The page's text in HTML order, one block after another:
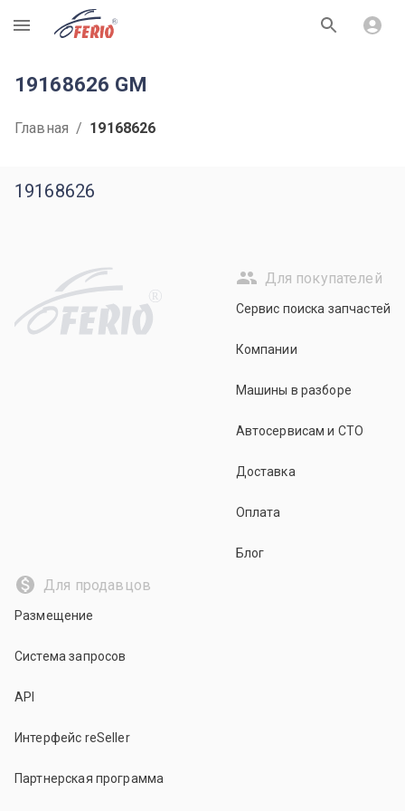
R
19168626 GM
Главная / 19168626
19168626
R
Для покупателей
Сервис поиска запчастей
Компании
Машины в разборе
Автосервисам и СТО
Доставка
Оплата
Блог
Для продавцов
Размещение
Система запросов
API
Интерфейс reSeller
Партнерская программа